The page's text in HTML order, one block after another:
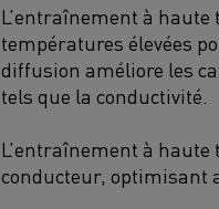
L’entraînement à
températures élevées
diffusion améliore les
tels que la conductivité.
L’entraînement à
conducteur, optimisant